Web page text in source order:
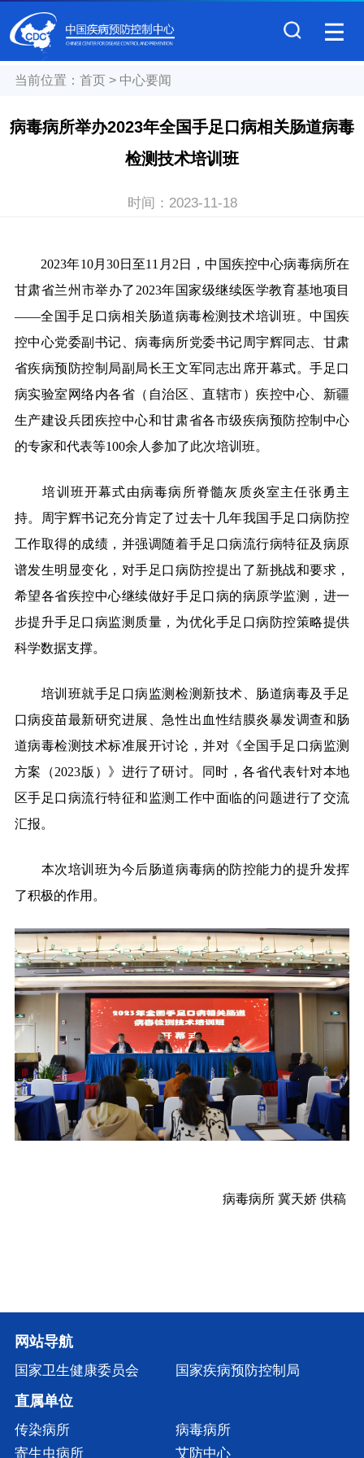
当前位置： 首页> 中心要闻
病毒病所举办2023年全国手足口病相关肠道病毒
检测技术培训班
时间： 2023-11-18
2023年10月30日至11月2日，中国疾控中心病毒病所在
甘肃省兰州市举办了2023年国家级继续医学教育基地项目
——全国手足口病相关肠道病毒检测技术培训班。中国疾
控中心党委副书记、病毒病所党委书记周宇辉同志、甘肃
省疾病预防控制局副局长王文军同志出席开幕式。手足口
病实验室网络内各省（自治区、直辖市）疾控中心、新疆
生产建设兵团疾控中心和甘肃省各市级疾病预防控制中心
的专家和代表等100余人参加了此次培训班。
培训班开幕式由病毒病所脊髓灰质炎室主任张勇主
持。周宇辉书记充分肯定了过去十几年我国手足口病防控
工作取得的成绩，并强调随着手足口病流行病特征及病原
谱发生明显变化，对手足口病防控提出了新挑战和要求，
希望各省疾控中心继续做好手足口病的病原学监测，进一
步提升手足口病监测质量，为优化手足口病防控策略提供
科学数据支撑。
培训班就手足口病监测检测新技术、肠道病毒及手足
口病疫苗最新研究进展、急性出血性结膜炎暴发调查和肠
道病毒检测技术标准展开讨论，并对《全国手足口病监测
方案（2023版）》进行了研讨。同时，各省代表针对本地
区手足口病流行特征和监测工作中面临的问题进行了交流
汇报。
本次培训班为今后肠道病毒病的防控能力的提升发挥
了积极的作用。
病毒病所 冀天娇 供稿
网站导航
国家卫生健康委员会 国家疾病预防控制局
直属单位
传染病所
病毒病所
寄生虫病所
艾防中心